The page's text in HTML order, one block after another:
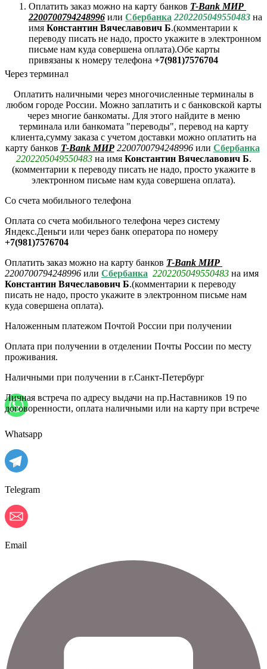
Оплатить заказ можно на карту банков T-Bank МИР
2200700794248996 или Сбербанка 2202205049550483 на
имя Константин Вячеславович Б.(комментарии к
переводу писать не надо, просто укажите в электронном
письме нам куда совершена оплата).Обе карты
привязаны к номеру телефона +7(981)7576704
Через терминал
Оплатить наличными через многочисленные терминалы в
любом городе России. Можно заплатить и с банковской карты
через многие банкоматы. Для этого найдите в меню
терминала или банкомата "переводы", перевод на карту
клиента,сумму заказа с учетом доставки можно оплатить на
карту банков T-Bank МИР 2200700794248996или Сбербанка
2202205049550483 на имя Константин Вячеславович Б.
(комментарии к переводу писать не надо, просто укажите в
электронном письме нам куда совершена оплата).
Со счета мобильного телефона
Оплата со счета мобильного телефона через систему
Яндекс.Деньги или через банк оператора по номеру
+7(981)7576704
Оплатить заказ можно на карту банков T-Bank МИР
2200700794248996 или Сбербанка 2202205049550483 на имя
Константин Вячеславович Б.(комментарии к переводу
писать не надо, просто укажите в электронном письме нам
куда совершена оплата).
Наложенным платежом Почтой России при получении
Оплата при получении в отделении Почты России по месту
проживания.
Наличными при получении в г.Санкт-Петербург
Личная встреча по адресу выдачи на пр.Наставников 19 по
договоренности, оплата наличными или на карту при встрече
Whatsapp
Telegram
Email